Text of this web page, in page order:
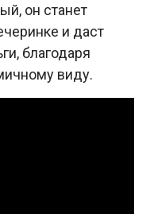
он станет
и даст
благодаря
виду.